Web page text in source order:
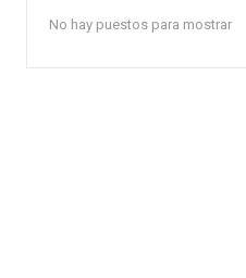
No hay puestos para mostrar